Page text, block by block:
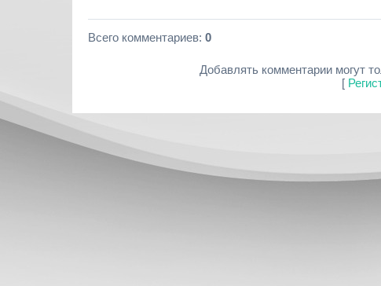
Всего комментариев: 0
Добавлять комментарии могут
[